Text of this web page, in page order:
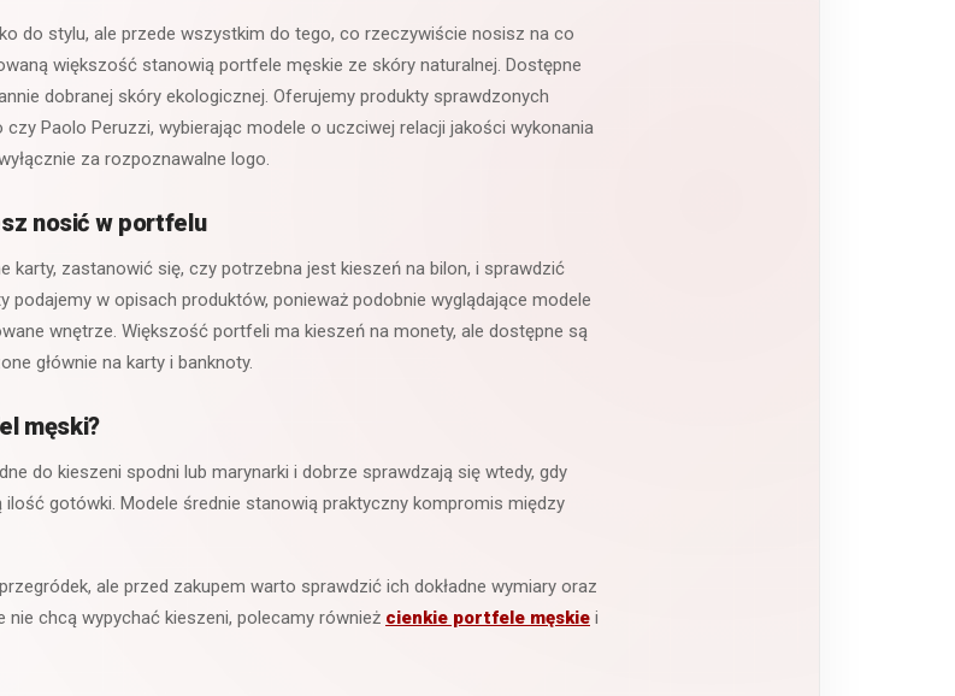
do stylu, ale przede wszystkim do tego, co rzeczywiście nosisz na co
większość stanowią portfele męskie ze skóry naturalnej. Dostępne
dobranej skóry ekologicznej. Oferujemy produkty sprawdzonych
czy Paolo Peruzzi, wybierając modele o uczciwej relacji jakości wykonania
za rozpoznawalne logo.
nosić w portfelu
karty, zastanowić się, czy potrzebna jest kieszeń na bilon, i sprawdzić
podajemy w opisach produktów, ponieważ podobnie wyglądające modele
wnętrze. Większość portfeli ma kieszeń na monety, ale dostępne są
głównie na karty i banknoty.
męski?
do kieszeni spodni lub marynarki i dobrze sprawdzają się wtedy, gdy
ilość gotówki. Modele średnie stanowią praktyczny kompromis między
ale przed zakupem warto sprawdzić ich dokładne wymiary oraz
nie chcą wypychać kieszeni, polecamy również cienkie portfele męskie i